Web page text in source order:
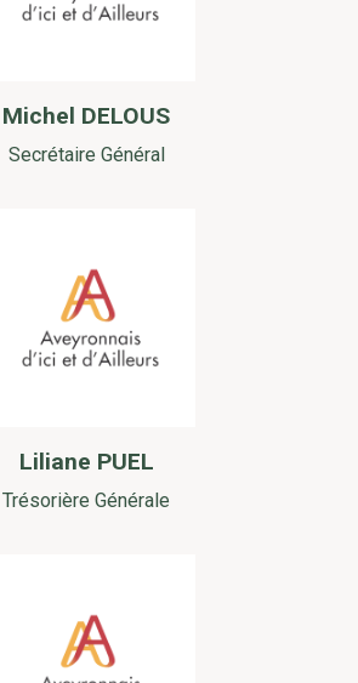
Michel DELOUS
Secrétaire Général
Liliane PUEL
Trésorière Générale